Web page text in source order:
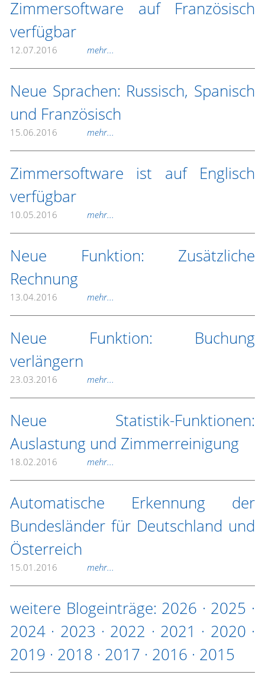
Zimmersoftware auf Französisch
verfügbar
12.07.2016 mehr...
Neue Sprachen: Russisch, Spanisch
und Französisch
15.06.2016 mehr...
Zimmersoftware ist auf Englisch
verfügbar
10.05.2016 mehr...
Neue Funktion: Zusätzliche
Rechnung
13.04.2016 mehr...
Neue Funktion: Buchung
verlängern
23.03.2016 mehr...
Neue Statistik-Funktionen:
Auslastung und Zimmerreinigung
18.02.2016 mehr...
Automatische Erkennung der
Bundesländer für Deutschland und
Österreich
15.01.2016 mehr...
weitere Blogeinträge: 2026 · 2025 ·
2024 · 2023 · 2022 · 2021 · 2020 ·
2019 · 2018 · 2017 · 2016 · 2015